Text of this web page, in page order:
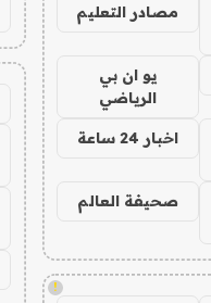
مصادر التعليم
يو ان بي
الرياضي
اخبار 24 ساعة
صحيفة العالم
!